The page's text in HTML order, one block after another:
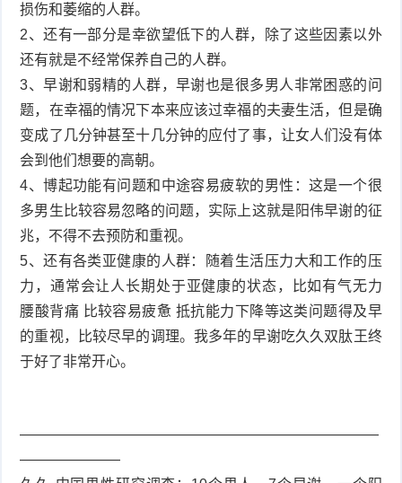
损伤和萎缩的人群。
2、还有一部分是幸欲望低下的人群，除了这些因素以外
还有就是不经常保养自己的人群。
3、早谢和弱精的人群，早谢也是很多男人非常困惑的问
题，在幸福的情况下本来应该过幸福的夫妻生活，但是确
变成了几分钟甚至十几分钟的应付了事，让女人们没有体
会到他们想要的高朝。
4、博起功能有问题和中途容易疲软的男性：这是一个很
多男生比较容易忽略的问题，实际上这就是阳伟早谢的征
兆，不得不去预防和重视。
5、还有各类亚健康的人群：随着生活压力大和工作的压
力，通常会让人长期处于亚健康的状态，比如有气无力
腰酸背痛 比较容易疲惫 抵抗能力下降等这类问题得及早
的重视，比较尽早的调理。我多年的早谢吃久久双肽王终
于好了非常开心。
—————————————————————————
———————